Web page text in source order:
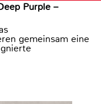
Purple –
gemeinsam eine